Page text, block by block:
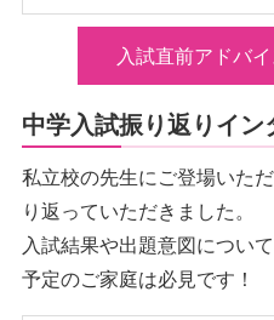
入試直前アドバ
中学入試振り返りイン
私立校の先生にご登場いた
り返っていただきました。
入試結果や出題意図につい
予定のご家庭は必見です！